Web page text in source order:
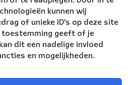
kunnen wij
of unieke ID's op deze site
toestemming geeft of je
dit een nadelige invloed
en mogelijkheden.
Ensemble